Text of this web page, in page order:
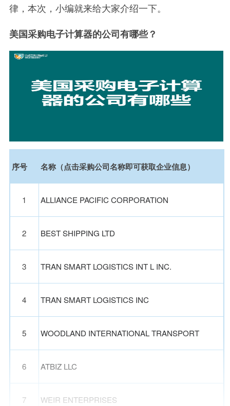
律，本次，小编就来给大家介绍一下。
美国采购电子计算器的公司有哪些？
序号 名称（点击采购公司名称即可获取企业信息）
1 ALLIANCE PACIFIC CORPORATION
2 BEST SHIPPING LTD
3 TRAN SMART LOGISTICS INT L INC.
4 TRAN SMART LOGISTICS INC
5 WOODLAND INTERNATIONAL TRANSPORT
6 ATBIZ LLC
7 WEIR ENTERPRISES